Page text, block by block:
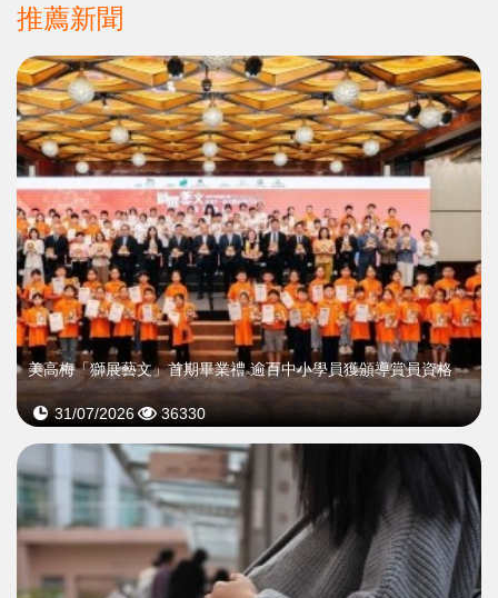
推薦新聞
美高梅「獅展藝文」首期畢業禮 逾百中小學員獲頒導賞員資格
31/07/2026 36330